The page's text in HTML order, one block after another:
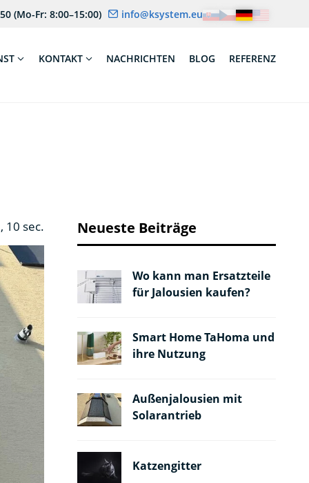
(Mo-Fr: 8:00–15:00) info@ksystem.eu
KONTAKT NACHRICHTEN BLOG REFERENZ
10 sec. Neueste Beiträge
Wo kann man Ersatzteile
für Jalousien kaufen?
Smart Home TaHoma und
ihre Nutzung
Außenjalousien mit
Solarantrieb
Katzengitter